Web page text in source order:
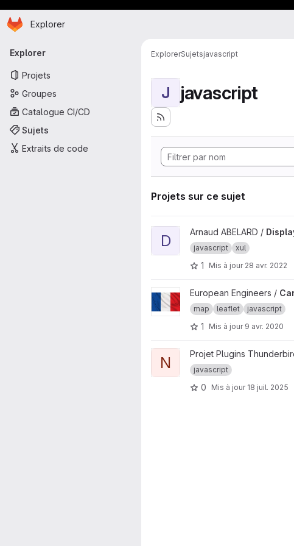
Passer au contenu principal
Page d'accueil
Explorer
Navigation principale
Explorer
Projets
Groupes
Catalogue CI/CD
Sujets
Extraits de code
ExplorerSujetsjavascript
J javascript
Projets sur ce sujet
Afficher le projet DisplayQuota
D Arnaud ABELARD /
javascript xul
1 Mis à jour 28 avr. 2022
Afficher le projet Cartographie
European Engineers /
map leaflet javascript
1 Mis à jour 9 avr. 2020
Afficher le projet New message
N Projet Plugins
javascript
0 Mis à jour 18 juil. 2025